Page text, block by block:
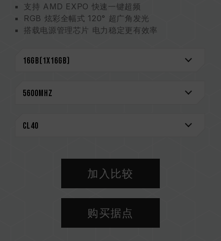
支持 AMD EXPO 快速一键超频
RGB 炫彩全幅式 120° 超广角发光
搭载电源管理芯片 电力稳定更有效率
严选高质量 IC 稳定可靠
创新线路结构专利 降低功耗与发热
CAUTION
请勿混合使用不同容量、频率、品牌、型号的内
存。每一组套装中的内存皆通过兼容性测试配对而
成。若混合使用不同套装的内存，将可能导致系统
加入比较
购买据点